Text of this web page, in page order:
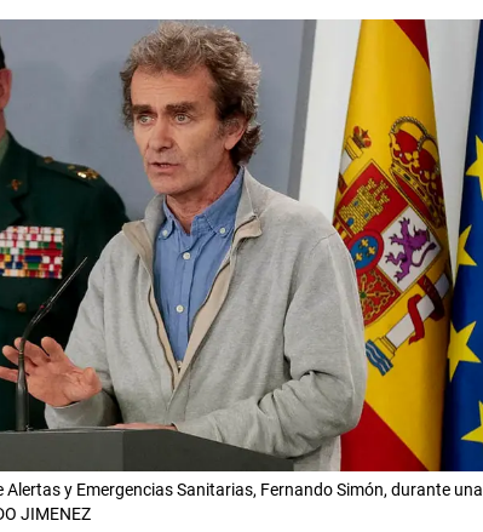
y Emergencias Sanitarias, Fernando Simón, durante una
JIMENEZ